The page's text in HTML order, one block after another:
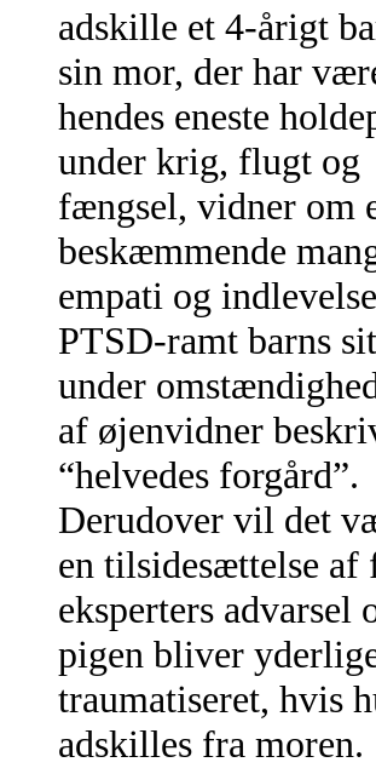
adskille et 4-årigt
sin mor, der har
hendes eneste
under krig, flugt og
fængsel, vidner om
beskæmmende
empati og
PTSD-ramt barns
under
af øjenvidner
“helvedes forgård”.
Derudover vil det
en tilsidesættelse af
eksperters advarsel
pigen bliver
traumatiseret, hvis
adskilles fra moren.